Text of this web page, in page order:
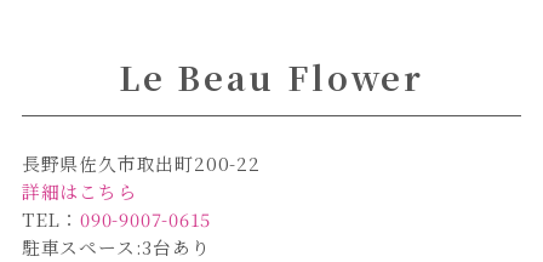
k
Le Beau Flower
長野県佐久市取出町200-22
詳細はこちら
TEL：090-9007-0615
駐車スペース:3台あり